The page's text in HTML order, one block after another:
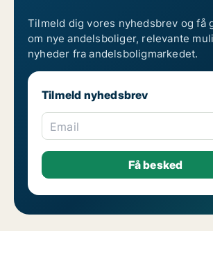
Tilmeld dig vores nyhedsbrev og få
om nye andelsboliger, relevante
nyheder fra andelsboligmarkedet.
Tilmeld nyhedsbrev
Email